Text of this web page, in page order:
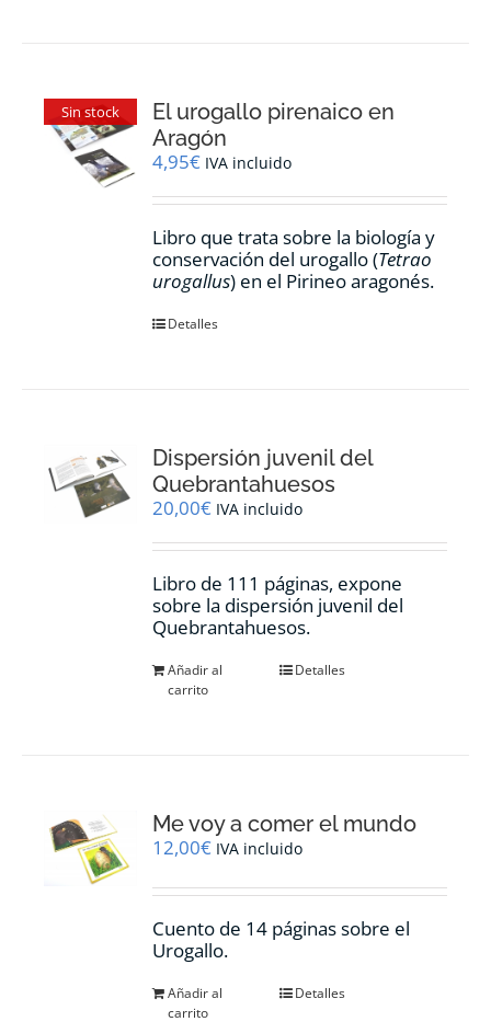
Sin stock
El urogallo pirenaico en
Aragón
4,95€ IVA incluido
Libro que trata sobre la biología y
conservación del urogallo (Tetrao
urogallus) en el Pirineo aragonés.
Detalles
Dispersión juvenil del
Quebrantahuesos
20,00€ IVA incluido
Libro de 111 páginas, expone
sobre la dispersión juvenil del
Quebrantahuesos.
Añadir al
carrito
Detalles
Me voy a comer el mundo
12,00€ IVA incluido
Cuento de 14 páginas sobre el
Urogallo.
Añadir al
carrito
Detalles